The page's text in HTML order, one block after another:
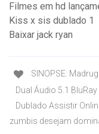
Filmes em hd
Kiss x sis dublado 1
Baixar jack ryan
SINOPSE:
Dual Áudio 5.1
Dublado Assistir
zumbis desejam